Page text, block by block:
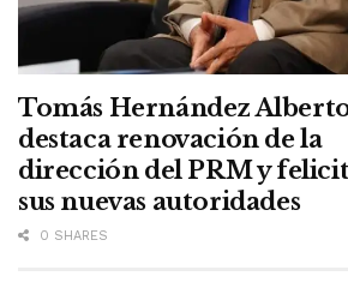
Tomás Hernández
destaca renovación de la
dirección del PRM y
sus nuevas autoridades
0 SHARES